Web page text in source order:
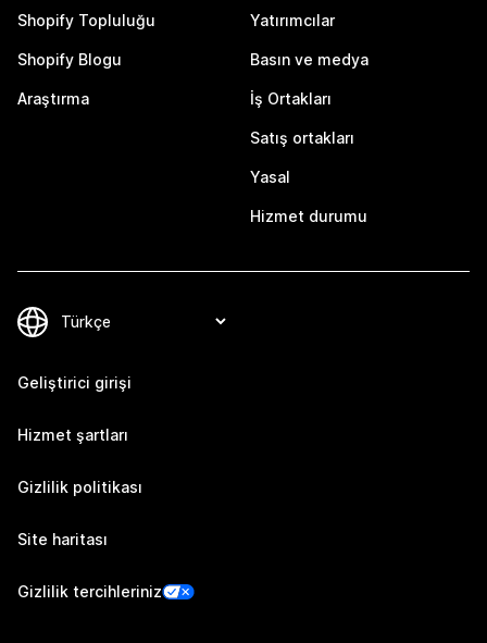
Shopify Topluluğu
Shopify Blogu
Araştırma
Yatırımcılar
Basın ve medya
İş Ortakları
Satış ortakları
Yasal
Hizmet durumu
Geliştirici girişi
Hizmet şartları
Gizlilik politikası
Site haritası
Gizlilik tercihleriniz